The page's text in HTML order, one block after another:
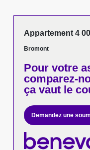
Appartement 4
Bromont
Pour votre
comparez-
ça vaut le
Demandez une